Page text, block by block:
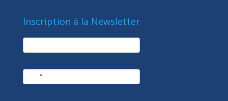
Inscription à la Newsletter
newsletter
*